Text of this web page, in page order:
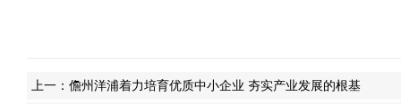
上一： 儋州洋浦着力培育优质中小企业 夯实产业发展的根基